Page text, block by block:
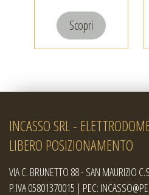
Scopri
INCASSO SRL -
LIBERO POSIZIONAMENTO
VIA C. BRUNETTO 88 - SAN MAURIZIO
P.IVA 05801370015 | PEC: